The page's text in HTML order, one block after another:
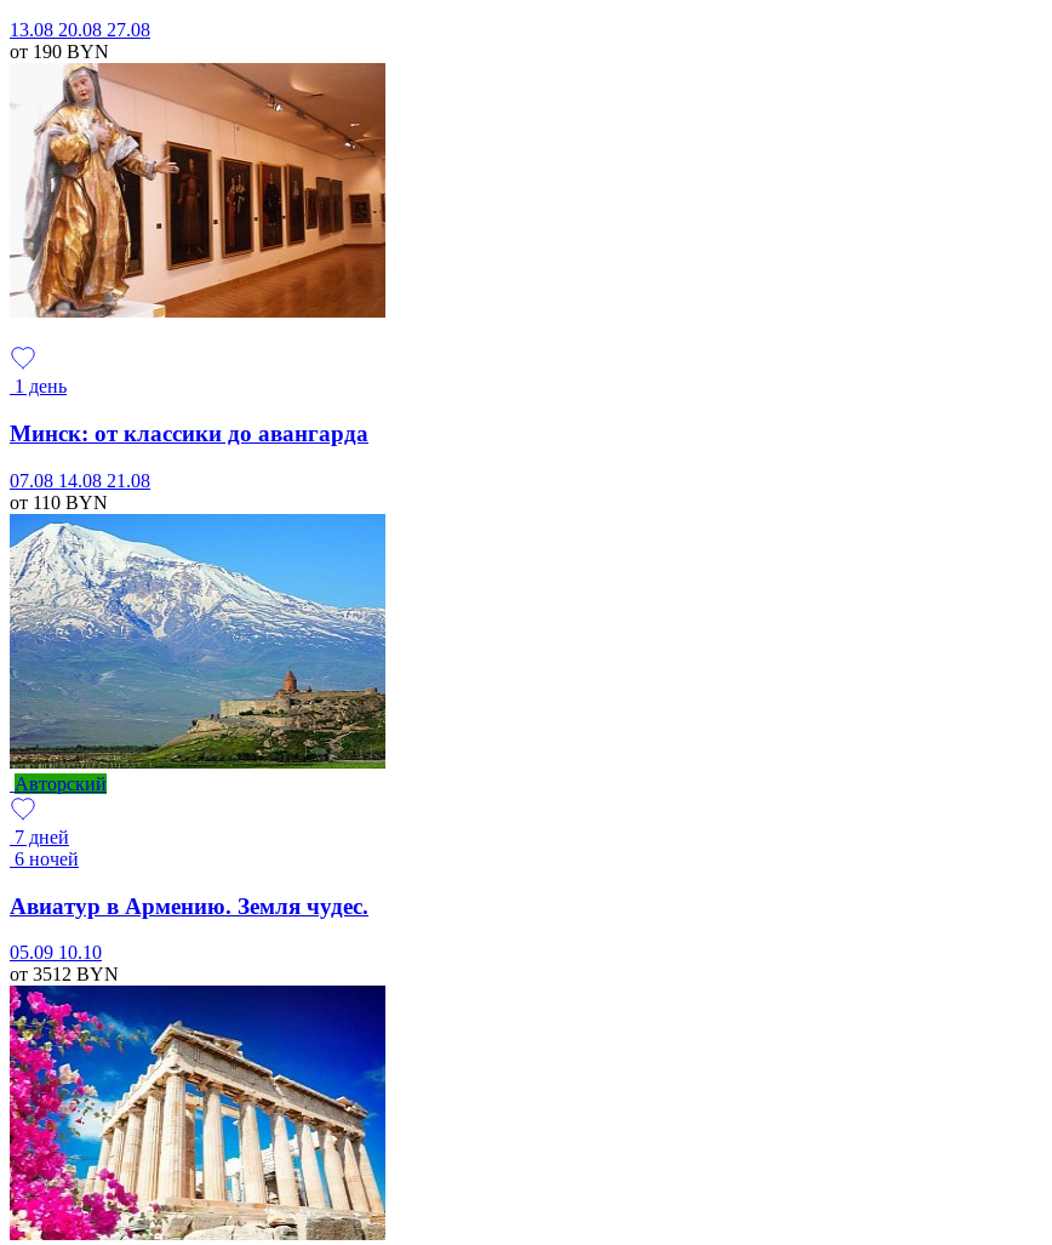
13.08 20.08 27.08
от 190 BYN
1 день
Минск: от классики до авангарда
07.08 14.08 21.08
от 110 BYN
Авторский
7 дней
6 ночей
Авиатур в Армению. Земля чудес.
05.09 10.10
от 3512 BYN